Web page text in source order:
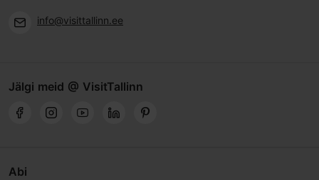
info@visittallinn.ee
Jälgi meid @ VisitTallinn
Abi